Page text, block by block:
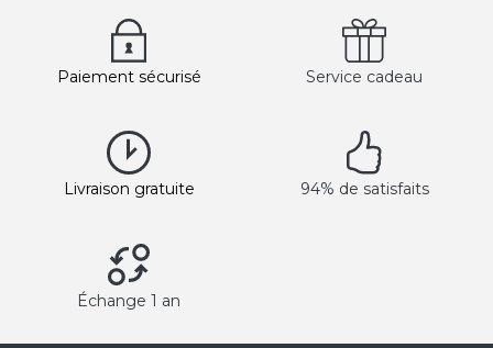
Paiement sécurisé Service cadeau
Livraison gratuite 94% de satisfaits
Échange 1 an